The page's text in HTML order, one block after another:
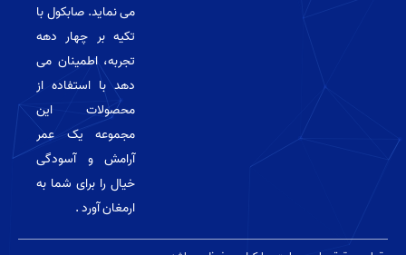
می نماید. صابکول با
تکیه بر چهار دهه
تجربه، اطمینان می
دهد با استفاده از
محصولات این
مجموعه یک عمر
آرامش و آسودگی
خیال را برای شما به
ارمغان آورد .